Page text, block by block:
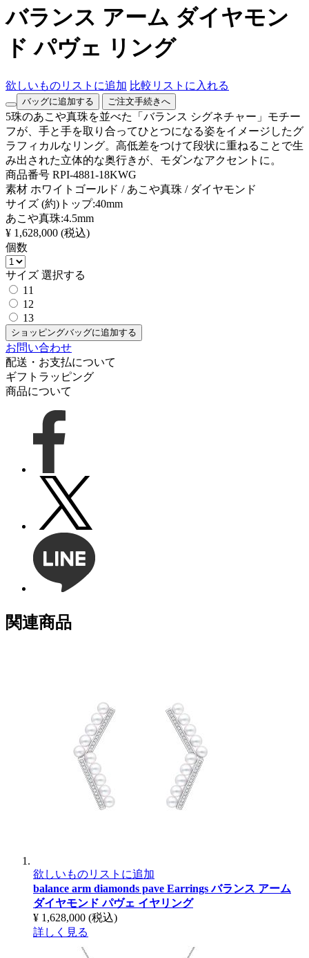
バランス アーム ダイヤモン
ド パヴェ リング
欲しいものリストに追加 比較リストに入れる
バッグに追加する ご注文手続きへ
5珠のあこや真珠を並べた「バランス シグネチャー」モチー
フが、手と手を取り合ってひとつになる姿をイメージしたグ
ラフィカルなリング。高低差をつけて段状に重ねることで生
み出された立体的な奥行きが、モダンなアクセントに。
商品番号 RPI-4881-18KWG
素材 ホワイトゴールド / あこや真珠 / ダイヤモンド
サイズ (約)トップ:40mm
あこや真珠:4.5mm
¥ 1,628,000 (税込)
個数
サイズ 選択する
11
12
13
ショッピングバッグに追加する
お問い合わせ
配送・お支払について
ギフトラッピング
商品について
関連商品
欲しいものリストに追加
balance arm diamonds pave Earringsバランス アーム
ダイヤモンド パヴェ イヤリング
¥ 1,628,000 (税込)
詳しく見る